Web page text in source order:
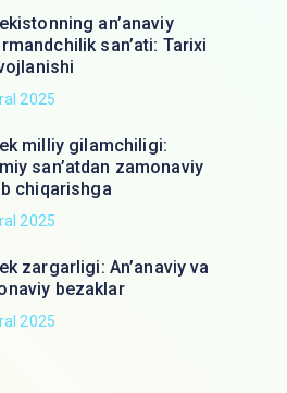
an’anaviy
san’ati: Tarixi
2025
milliy gilamchiligi:
san’atdan zamonaviy
chiqarishga
2025
zargarligi: An’anaviy va
bezaklar
2025